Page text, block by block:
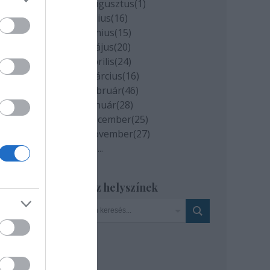
A
-
2020 augusztus(1)
2020 július(16)
2020 június(15)
2020 május(20)
2020 április(24)
2020 március(16)
2020 február(46)
2020 január(28)
2019 december(25)
2019 november(27)
...
Szinház helyszínek